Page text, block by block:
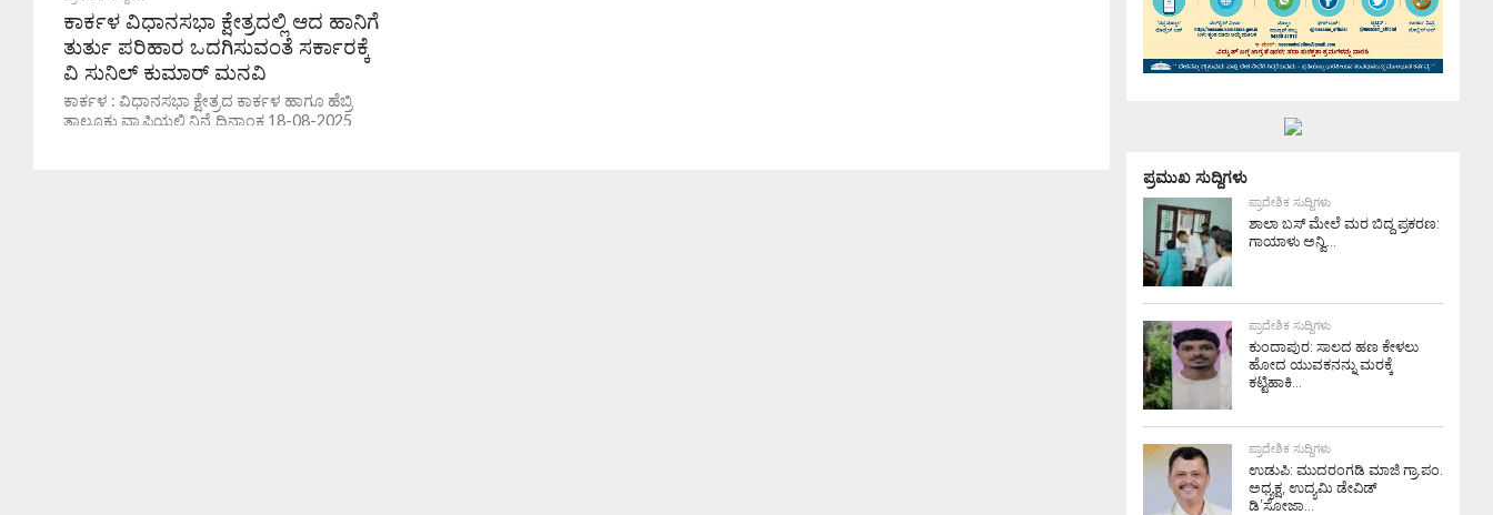
ಕಾರ್ಕಳ ವಿಧಾನಸಭಾ ಕ್ಷೇತ್ರದಲ್ಲಿ ಆದ ಹಾನಿಗೆ
ತುರ್ತು ಪರಿಹಾರ ಒದಗಿಸುವಂತೆ ಸರ್ಕಾರಕ್ಕೆ
ವಿ ಸುನಿಲ್‌ ಕುಮಾರ್ ಮನವಿ‌
ಕಾರ್ಕಳ : ವಿಧಾನಸಭಾ ಕ್ಷೇತ್ರದ ಕಾರ್ಕಳ ಹಾಗೂ ಹೆಬ್ರಿ
ತಾಲೂಕು ವ್ಯಾಪ್ತಿಯಲ್ಲಿ ನಿನ್ನೆ ದಿನಾಂಕ 18-08-2025
ಪ್ರಮುಖ ಸುದ್ದಿಗಳು
ಪ್ರಾದೇಶಿಕ ಸುದ್ದಿಗಳು
ಶಾಲಾ ಬಸ್ ಮೇಲೆ ಮರ ಬಿದ್ದ ಪ್ರಕರಣ:
ಗಾಯಾಳು ಅನ್ವಿ...
ಪ್ರಾದೇಶಿಕ ಸುದ್ದಿಗಳು
ಕುಂದಾಪುರ: ಸಾಲದ ಹಣ ಕೇಳಲು
ಹೋದ ಯುವಕನನ್ನು ಮರಕ್ಕೆ
ಕಟ್ಟಿಹಾಕಿ...
ಪ್ರಾದೇಶಿಕ ಸುದ್ದಿಗಳು
ಉಡುಪಿ: ಮುದರಂಗಡಿ ಮಾಜಿ ಗ್ರಾ.ಪಂ.
ಅಧ್ಯಕ್ಷ, ಉದ್ಯಮಿ ಡೇವಿಡ್
ಡಿ’ಸೋಜಾ...